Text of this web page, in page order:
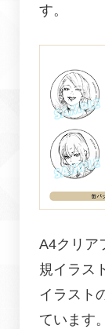
す。
A4クリア
規イラス
イラスト
ています